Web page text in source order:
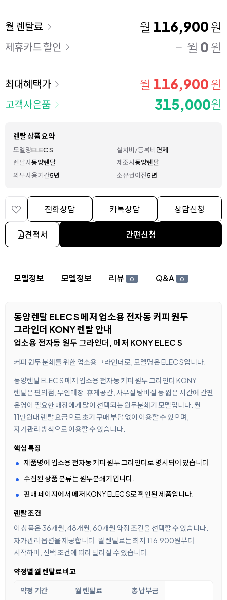
이용 요금
월 렌탈료 월 116,900 원
제휴카드 할인 월 0 원
최대혜택가 월 116,900 원
고객사은품 315,000원
렌탈 상품 요약
모델명ELEC S 설치비/등록비면제
렌탈사동양렌탈 제조사동양렌탈
의무사용기간5년 소유권이전5년
전화상담 카톡상담 상담신청
견적서 간편신청
상세 정보
모델정보 모델정보 리뷰 0 Q&A 0
동양렌탈 ELEC S 메저 업소용 전자동 커피 원두
그라인더 KONY 렌탈 안내
업소용 전자동 원두 그라인더, 메저 KONY ELEC S
커피 원두 분쇄를 위한 업소용 그라인더로, 모델명은 ELEC S입니다.
동양렌탈 ELEC S 메저 업소용 전자동 커피 원두 그라인더 KONY
렌탈은 편의점, 무인매장, 휴게공간, 사무실 탕비실 등 짧은 시간에 간편
운영이 필요한 매장에게 많이 선택되는 원두분쇄기 모델입니다. 월
11만원대 렌탈 요금으로 초기 구매 부담 없이 이용할 수 있으며,
자가관리 방식으로 이용할 수 있습니다.
핵심 특징
제품명에 업소용 전자동 커피 원두 그라인더로 명시되어 있습니다.
수집된 상품 분류는 원두분쇄기입니다.
판매 페이지에서 메저 KONY ELEC S로 확인된 제품입니다.
렌탈 조건
이 상품은 36개월, 48개월, 60개월 약정 조건을 선택할 수 있습니다.
자가관리 옵션을 제공합니다. 월 렌탈료는 최저 116,900원부터
시작하며, 선택 조건에 따라 달라질 수 있습니다.
약정별 월 렌탈료 비교
약정 기간 월 렌탈료 총 납부금